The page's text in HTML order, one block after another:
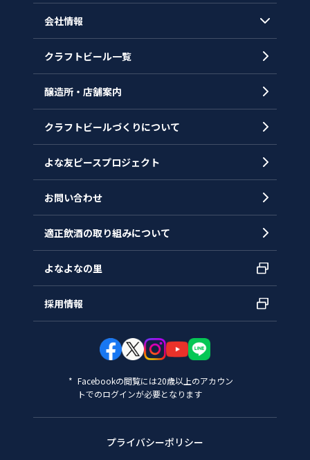
会社情報
会社概要
沿革
クラフトビール一覧
醸造所・店舗案内
クラフトビールづくりについて
よな友ピースプロジェクト
お問い合わせ
適正飲酒の取り組みについて
よなよなの里
採用情報
Facebookの閲覧には20歳以上のアカウン
トでのログインが必要となります
プライバシーポリシー